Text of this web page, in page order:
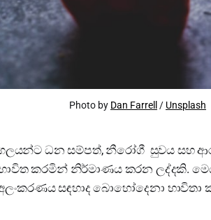
Photo by Dan Farrell / Unsplash
ධන සම්පත්, නීරෝගී සුවය සහ
කරමින් නිර්මාණය කරන ලද්දකි.
සඳහාද බොහෝදෙනා භාවිතා